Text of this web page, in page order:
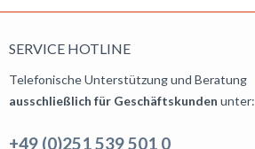
SERVICE HOTLINE
Telefonische Unterstützung und Beratung
ausschließlich für Geschäftskunden unter:
+49 (0)251 539 501 0